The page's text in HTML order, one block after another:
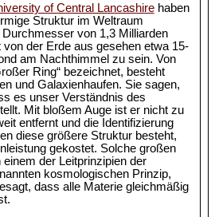
of Central Lancashirehaben
Struktur im Weltraum
von 1,3 Milliarden
von der Erde aus gesehen etwa 15-
am Nachthimmel zu sein. Von
Ring“ bezeichnet, besteht
und Galaxienhaufen. Sie sagen,
es unser Verständnis des
Mit bloßem Auge ist er nicht zu
entfernt und die Identifizierung
diese größere Struktur besteht,
gekostet. Solche großen
der Leitprinzipien der
kosmologischen Prinzip,
dass alle Materie gleichmäßig